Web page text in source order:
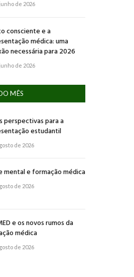
de 2026
consciente e a
médica: uma
necessária para 2026
de 2026
MÊS
perspectivas para a
estudantil
de 2026
mental e formação médica
de 2026
e os novos rumos da
médica
de 2026